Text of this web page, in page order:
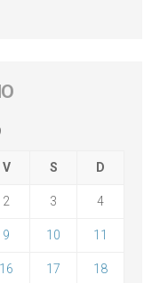
V S D
2 3 4
9 10 11
16 17 18